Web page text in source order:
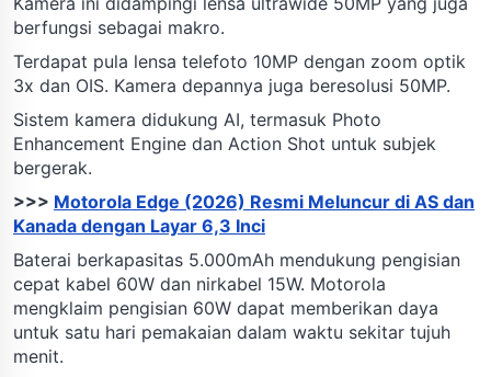
berfungsi sebagai makro.
Terdapat pula lensa telefoto 10MP dengan zoom optik
3x dan OIS. Kamera depannya juga beresolusi 50MP.
Sistem kamera didukung AI, termasuk Photo
Enhancement Engine dan Action Shot untuk subjek
bergerak.
>>> Motorola Edge (2026) Resmi Meluncur di AS dan
Kanada dengan Layar 6,3 Inci
Baterai berkapasitas 5.000mAh mendukung pengisian
cepat kabel 60W dan nirkabel 15W. Motorola
mengklaim pengisian 60W dapat memberikan daya
untuk satu hari pemakaian dalam waktu sekitar tujuh
menit.